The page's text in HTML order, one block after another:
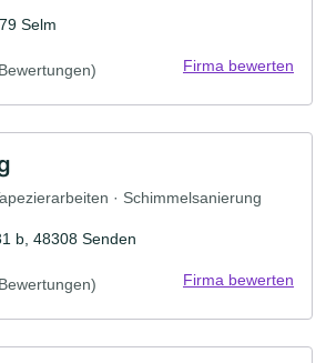
Selm
Firma bewerten
· Schimmelsanierung
b, 48308 Senden
Firma bewerten